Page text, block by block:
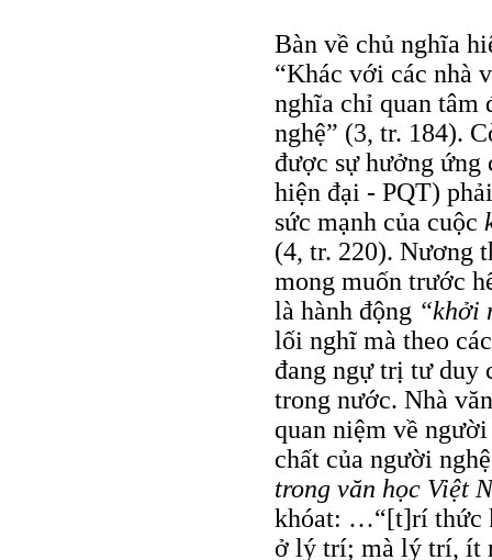
Bàn về chủ nghĩa
“Khác với các nhà
nghĩa chỉ quan tâm
nghệ” (3, tr. 184).
được sự hưởng ứng
hiện đại - PQT)
sức mạnh của cuộc
(4, tr. 220). Nương
mong muốn trước
là hành động “khởi
lối nghĩ mà theo
đang ngự trị tư duy
trong nước. Nhà
quan niệm về
chất của người
trong văn học Việt
khóat: …“[t]rí thức
ở lý trí; mà lý trí, ít